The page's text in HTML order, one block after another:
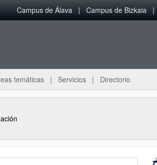
Campus de Álava Campus de Bizkaia
temáticas Servicios Directorio